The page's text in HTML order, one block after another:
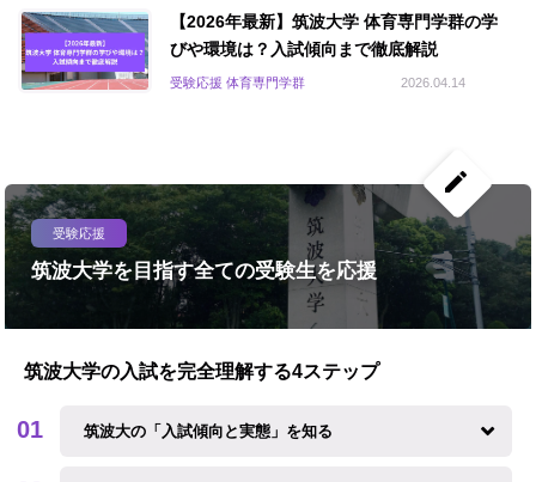
【2026年最新】筑波大学 体育専門学群の学
びや環境は？入試傾向まで徹底解説
2026.04.14
受験応援 体育専門学群
create
受験応援
筑波大学を目指す全ての受験生を応援
筑波大学の入試を完全理解する4ステップ
筑波大の「入試傾向と実態」を知る